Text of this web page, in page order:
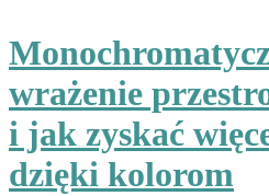
wrażenie
i jak zyskać
dzięki kolorom